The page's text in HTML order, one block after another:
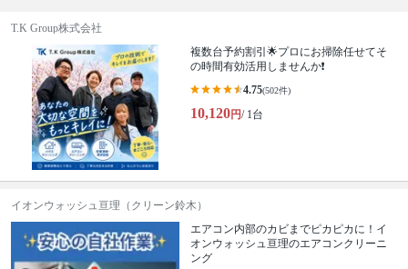
T.K Group株式会社
複数台予約割引🌟プロにお掃除任せてそ
の時間有効活用しませんか❗️
4.75(502件)
10,120円/ 1台
イオンウォッシュ亘理（クリーン鈴木）
エアコン内部のカビまでピカピカに！イ
オンウォッシュ亘理のエアコンクリーニ
ング